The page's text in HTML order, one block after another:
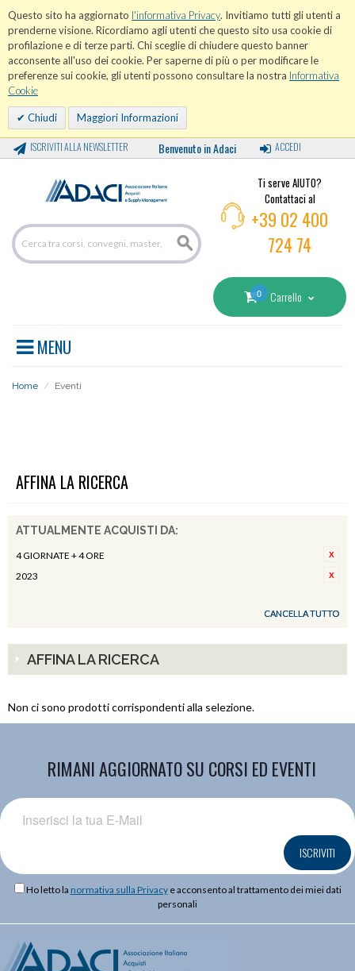
Questo sito ha aggiornato l'informativa Privacy. Invitiamo tutti gli utenti a
prenderne visione. Ricordiamo agli utenti che questo sito usa cookie di
profilazione e di terze parti. Chi sceglie di chiudere questo banner
acconsente all'uso dei cookie. Per saperne di più o per modificare le
preferenze sui cookie, gli utenti possono consultare la nostra Informativa
Cookie
Chiudi Maggiori Informazioni
ISCRIVITI ALLA NEWSLETTER Benvenuto in Adaci ACCEDI
Ti serve AIUTO?
Contattaci al
+39 02 400
724 74
0 Carrello
MENU
Home / Eventi
AFFINA LA RICERCA
ATTUALMENTE ACQUISTI DA:
4 GIORNATE + 4 ORE
2023
CANCELLA TUTTO
AFFINA LA RICERCA
Non ci sono prodotti corrispondenti alla selezione.
RIMANI AGGIORNATO SU CORSI ED EVENTI
ISCRIVITI
Ho letto la normativa sulla Privacye acconsento al trattamento dei miei dati
personali